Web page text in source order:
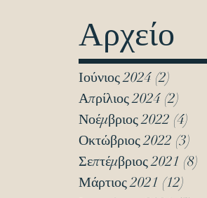
Αρχείο
Ιούνιος 2024 (2)
Απρίλιος 2024 (2)
Νοέμβριος 2022 (4)
Οκτώβριος 2022 (3)
Σεπτέμβριος 2021 (8)
Μάρτιος 2021 (12)